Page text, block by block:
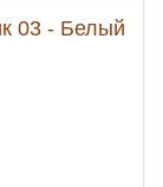
03 - Белый